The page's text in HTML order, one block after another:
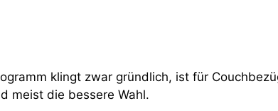
klingt zwar gründlich, ist für
meist die bessere Wahl.